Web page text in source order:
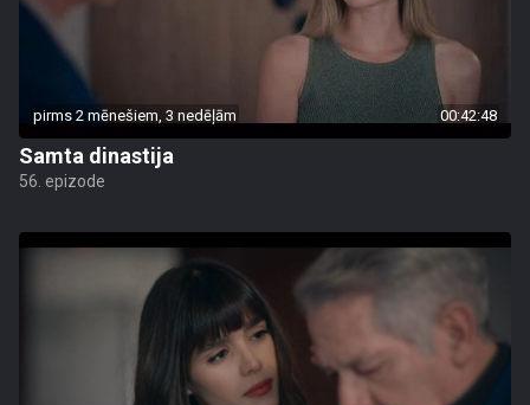
pirms 2 mēnešiem, 3 nedēļām 00:42:48
Samta dinastija
56. epizode